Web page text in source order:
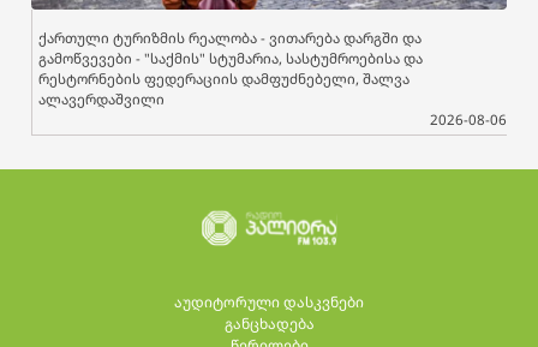
ქართული ტურიზმის რეალობა - ვითარება დარგში და
გამოწვევები - "საქმის" სტუმარია, სასტუმროებისა და
რესტორნების ფედერაციის დამფუძნებელი, შალვა
ალავერდაშვილი
2026-08-06
აუდიტორული დასკვნები
განცხადება